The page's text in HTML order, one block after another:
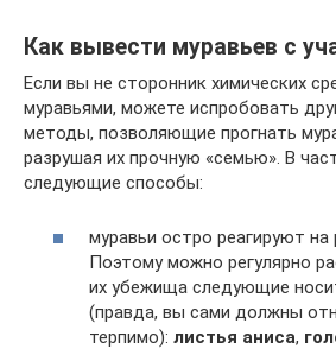
Как вывести муравьев с
Если вы не сторонник химических
муравьями, можете испробовать
методы, позволяющие прогнать
разрушая их прочную «семью». В
следующие способы:
муравьи остро реагируют на
Поэтому можно регулярно
их убежища следующие
(правда, вы сами должны
терпимо): листья аниса,